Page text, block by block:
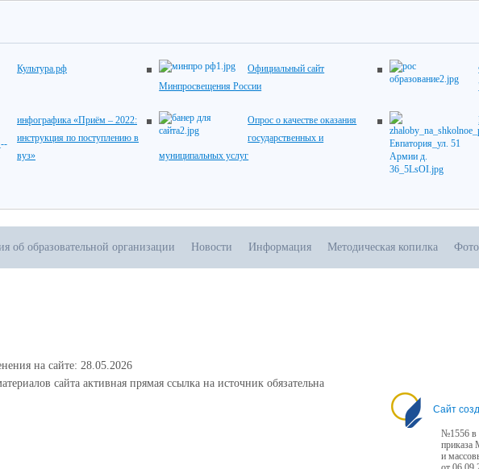
Культура.рф
Официальный сайт
Минпросвещения России
инфографика «Приём – 2022:
инструкция по поступлению в
вуз»
Опрос о качестве оказания
государственных и
муниципальных услуг
об образовательной организации Новости Информация Методическая копилка
на сайте: 28.05.2026
сайта активная прямая ссылка на источник обязательна
Сайт
№1556 в
приказа
и